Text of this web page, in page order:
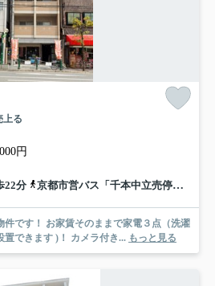
上る
円
22分
京都市営バス「千本中立売停」バス停下車 徒歩1分
件です！ お家賃そのままで家電３点（洗濯
できます )！ カメラ付き... もっと見る